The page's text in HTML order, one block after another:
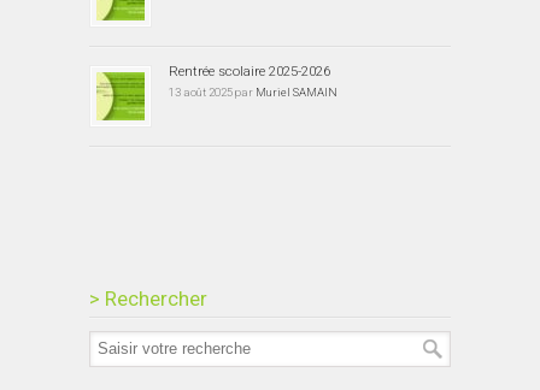
Rentrée scolaire 2025-2026
13 août 2025 par Muriel SAMAIN
> Rechercher